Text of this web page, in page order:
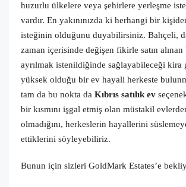
huzurlu ülkelere veya şehirlere yerleşme
vardır. En yakınınızda ki herhangi bir
isteğinin olduğunu duyabilirsiniz. Bahçeli,
zaman içerisinde değişen fikirle satın alınan
ayrılmak istenildiğinde sağlayabileceği kira
yüksek olduğu bir ev hayali herkeste
tam da bu nokta da Kıbrıs satılık ev
bir kısmını işgal etmiş olan müstakil
olmadığını, herkeslerin hayallerini
ettiklerini söyleyebiliriz.
Bunun için sizleri GoldMark Estates’e